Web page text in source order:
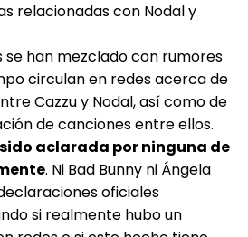
relacionadas con Nodal y
se han mezclado con rumores
circulan en redes acerca de
Cazzu y Nodal, así como de
de canciones entre ellos.
aclarada por ninguna de
. Ni Bad Bunny ni Ángela
oficiales
si realmente hubo un